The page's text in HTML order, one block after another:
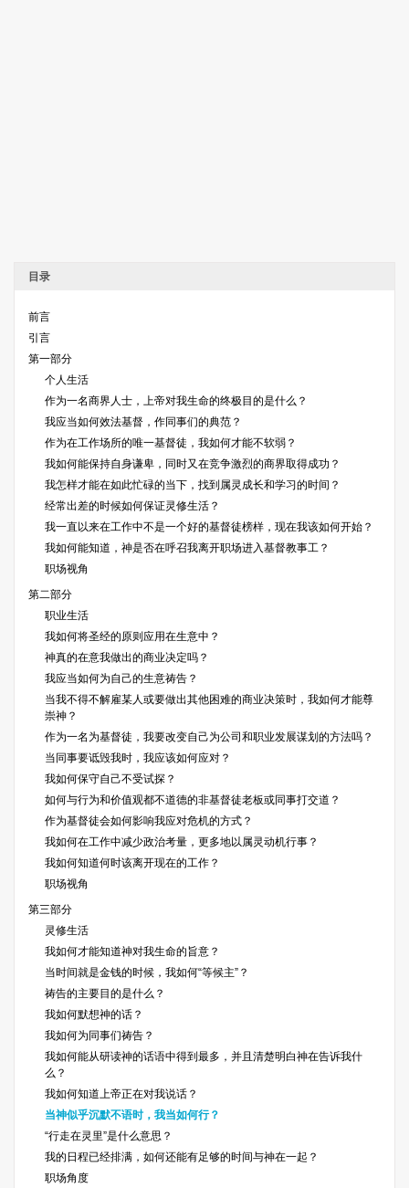
目录
前言
引言
第一部分
个人生活
作为一名商界人士，上帝对我生命的终极目的是什么？
我应当如何效法基督，作同事们的典范？
作为在工作场所的唯一基督徒，我如何才能不软弱？
我如何能保持自身谦卑，同时又在竞争激烈的商界取得成功？
我怎样才能在如此忙碌的当下，找到属灵成长和学习的时间？
经常出差的时候如何保证灵修生活？
我一直以来在工作中不是一个好的基督徒榜样，现在我该如何开始？
我如何能知道，神是否在呼召我离开职场进入基督教事工？
职场视角
第二部分
职业生活
我如何将圣经的原则应用在生意中？
神真的在意我做出的商业决定吗？
我应当如何为自己的生意祷告？
当我不得不解雇某人或要做出其他困难的商业决策时，我如何才能尊
崇神？
作为一名为基督徒，我要改变自己为公司和职业发展谋划的方法吗？
当同事要诋毁我时，我应该如何应对？
我如何保守自己不受试探？
如何与行为和价值观都不道德的非基督徒老板或同事打交道？
作为基督徒会如何影响我应对危机的方式？
我如何在工作中减少政治考量，更多地以属灵动机行事？
我如何知道何时该离开现在的工作？
职场视角
第三部分
灵修生活
我如何才能知道神对我生命的旨意？
当时间就是金钱的时候，我如何“等候主”？
祷告的主要目的是什么？
我如何默想神的话？
我如何为同事们祷告？
我如何能从研读神的话语中得到最多，并且清楚明白神在告诉我什
么？
我如何知道上帝正在对我说话？
当神似乎沉默不语时，我当如何行？
“行走在灵里”是什么意思？
我的日程已经排满，如何还能有足够的时间与神在一起？
职场角度